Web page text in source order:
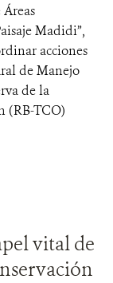
Madidi”,
acciones
de Manejo
de la
(RB-TCO)
vital de